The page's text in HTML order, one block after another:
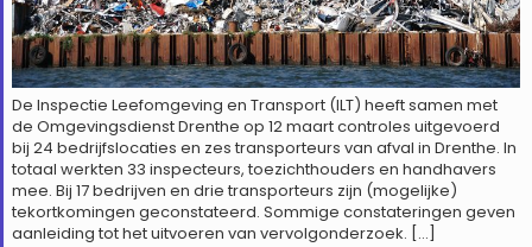
De Inspectie Leefomgeving en Transport (ILT) heeft samen met
de Omgevingsdienst Drenthe op 12 maart controles uitgevoerd
bij 24 bedrijfslocaties en zes transporteurs van afval in Drenthe. In
totaal werkten 33 inspecteurs, toezichthouders en handhavers
mee. Bij 17 bedrijven en drie transporteurs zijn (mogelijke)
tekortkomingen geconstateerd. Sommige constateringen geven
aanleiding tot het uitvoeren van vervolgonderzoek. […]